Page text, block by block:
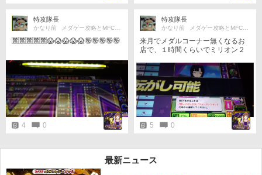
特攻隊長
かなり前 メダゲー攻略とMFC を少々?
🈲🈲🈲🈲🈲😱😱😱😱😱㊙️㊙️㊙️㊙️㊙️
4 0
特攻隊長
かなり前 メダゲー攻略とMFC を少々?
来月でメダルコーナー無くなるお
店で、１時間くらいでミリオン２
🔥
5 0
最新ニュース